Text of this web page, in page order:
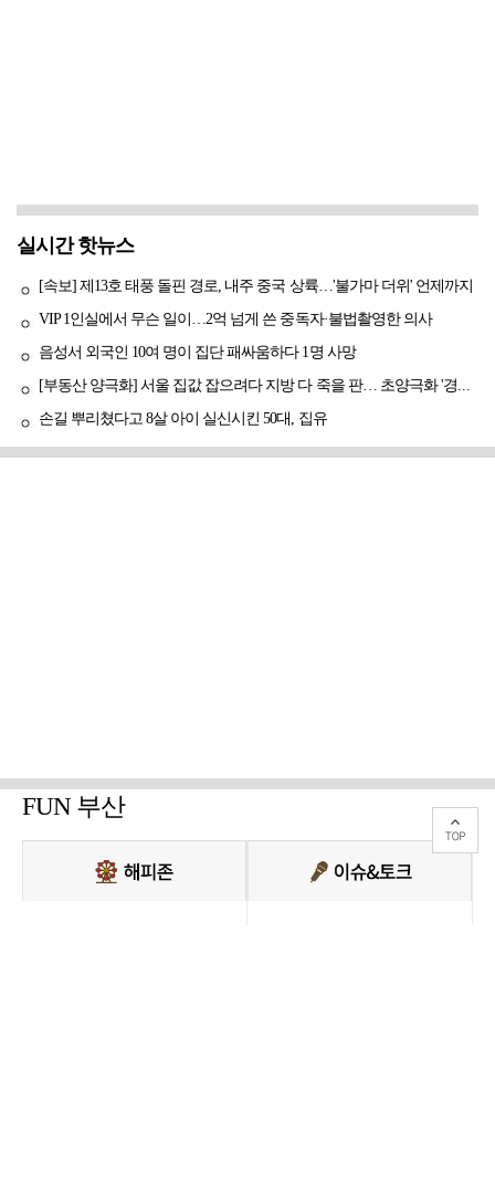
실시간 핫뉴스
[속보] 제13호 태풍 돌핀 경로, 내주 중국 상륙…'불가마 더위' 언제까지
VIP 1인실에서 무슨 일이…2억 넘게 쓴 중독자·불법촬영한 의사
음성서 외국인 10여 명이 집단 패싸움하다 1명 사망
[부동산 양극화] 서울 집값 잡으려다 지방 다 죽을 판… 초양극화 '경고등'
손길 뿌리쳤다고 8살 아이 실신시킨 50대, 집유
FUN 부산